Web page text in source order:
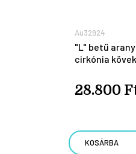
Au32924
"L" betű
cirkónia
28.800
KOSÁRBA